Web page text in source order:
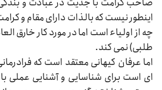
اینطور نیست که بالذات دارای مقام و
چه از اولیاء است اما در مورد کار خارق
طلبی) نمی کند.
اما عرفان کیهانی معتقد است که
ای است برای شناسایی و آشنایی عملی